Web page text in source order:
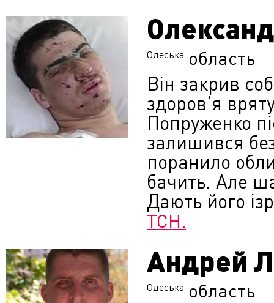
Одеська область
Він закрив
здоров'я
Попруженко
залишився
поранило
бачить. Але
Дають його
ТСН.
Андрей
Одеська область